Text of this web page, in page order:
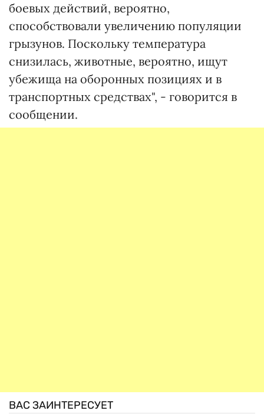
боевых действий, вероятно,
способствовали увеличению популяции
грызунов. Поскольку температура
снизилась, животные, вероятно, ищут
убежища на оборонных позициях и в
транспортных средствах", - говорится в
сообщении.
ВАС ЗАИНТЕРЕСУЕТ